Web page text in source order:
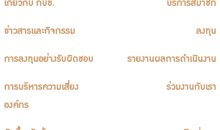
เกี่ยวกับ กบข. บริการสมาชิก
ข่าวสารและกิจกรรม ลงทุน
การลงทุนอย่างรับผิดชอบ รายงานผลการดำเนินงาน
การบริหารความเสี่ยง
องค์กร
ร่วมงานกับเรา